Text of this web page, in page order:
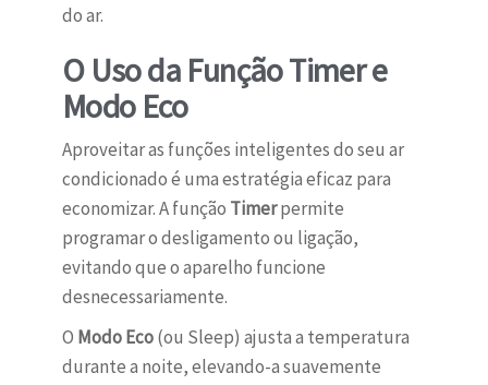
do ar.
O Uso da Função Timer e
Modo Eco
Aproveitar as funções inteligentes do seu ar
condicionado é uma estratégia eficaz para
economizar. A função Timerpermite
programar o desligamento ou ligação,
evitando que o aparelho funcione
desnecessariamente.
O Modo Eco(ou Sleep) ajusta a temperatura
durante a noite, elevando-a suavemente